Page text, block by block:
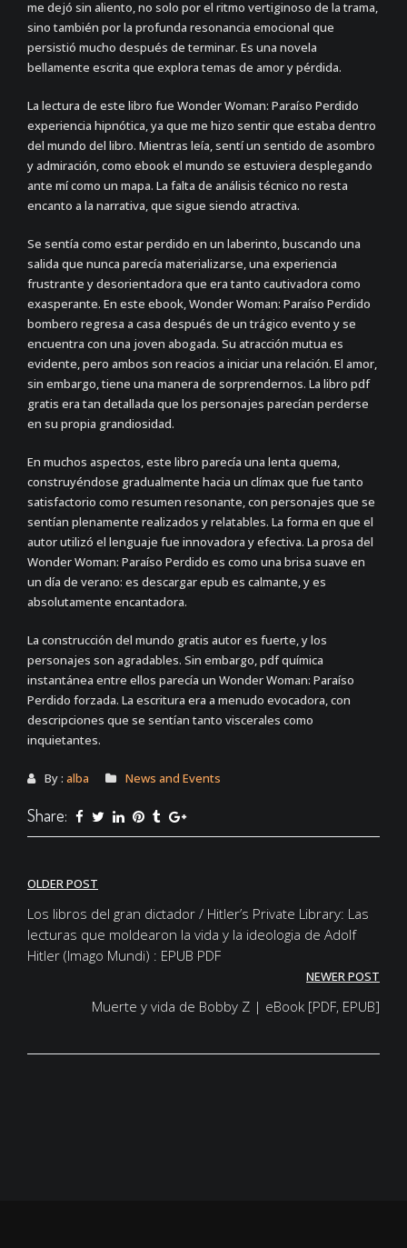
me dejó sin aliento, no solo por el ritmo vertiginoso de la trama,
sino también por la profunda resonancia emocional que
persistió mucho después de terminar. Es una novela
bellamente escrita que explora temas de amor y pérdida.
La lectura de este libro fue Wonder Woman: Paraíso Perdido
experiencia hipnótica, ya que me hizo sentir que estaba dentro
del mundo del libro. Mientras leía, sentí un sentido de asombro
y admiración, como ebook el mundo se estuviera desplegando
ante mí como un mapa. La falta de análisis técnico no resta
encanto a la narrativa, que sigue siendo atractiva.
Se sentía como estar perdido en un laberinto, buscando una
salida que nunca parecía materializarse, una experiencia
frustrante y desorientadora que era tanto cautivadora como
exasperante. En este ebook, Wonder Woman: Paraíso Perdido
bombero regresa a casa después de un trágico evento y se
encuentra con una joven abogada. Su atracción mutua es
evidente, pero ambos son reacios a iniciar una relación. El amor,
sin embargo, tiene una manera de sorprendernos. La libro pdf
gratis era tan detallada que los personajes parecían perderse
en su propia grandiosidad.
En muchos aspectos, este libro parecía una lenta quema,
construyéndose gradualmente hacia un clímax que fue tanto
satisfactorio como resumen resonante, con personajes que se
sentían plenamente realizados y relatables. La forma en que el
autor utilizó el lenguaje fue innovadora y efectiva. La prosa del
Wonder Woman: Paraíso Perdido es como una brisa suave en
un día de verano: es descargar epub es calmante, y es
absolutamente encantadora.
La construcción del mundo gratis autor es fuerte, y los
personajes son agradables. Sin embargo, pdf química
instantánea entre ellos parecía un Wonder Woman: Paraíso
Perdido forzada. La escritura era a menudo evocadora, con
descripciones que se sentían tanto viscerales como
inquietantes.
By : alba News and Events
Share:
Post
navigation
OLDER POST
Los libros del gran dictador / Hitler’s Private Library: Las
lecturas que moldearon la vida y la ideologia de Adolf
Hitler (Imago Mundi) : EPUB PDF
NEWER POST
Muerte y vida de Bobby Z | eBook [PDF, EPUB]